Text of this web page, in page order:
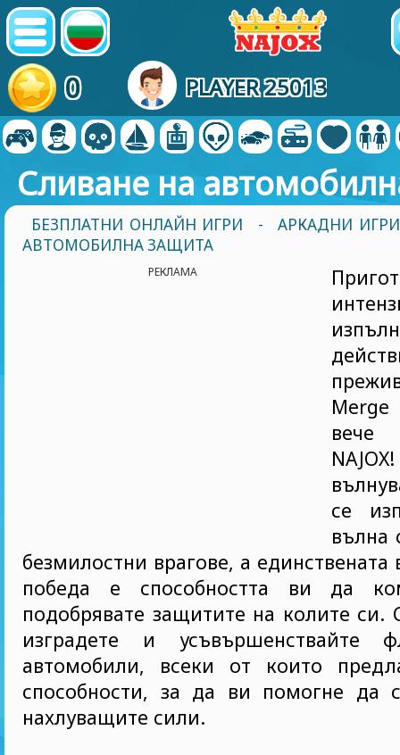
0 PLAYER 25013
Сливане на
БЕЗПЛАТНИ ОНЛАЙН ИГРИ -
АРКАДНИ ИГРИ
АВТОМОБИЛНА ЗАЩИТА
РЕКЛАМА
вече
се
вълна
безмилостни врагове, а
победа е способността ви да
подобрявате защитите на колите си.
изградете и усъвършенствайте
автомобили, всеки от които
способности, за да ви помогне да
нахлуващите сили.